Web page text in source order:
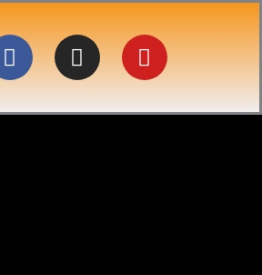
FacebookInstagramYoutube